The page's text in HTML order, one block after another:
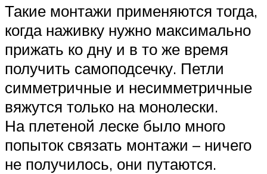
Такие монтажи применяются тогда,
когда наживку нужно максимально
прижать ко дну и в то же время
получить самоподсечку. Петли
симметричные и несимметричные
вяжутся только на монолески.
На плетеной леске было много
попыток связать монтажи – ничего
не получилось, они путаются.